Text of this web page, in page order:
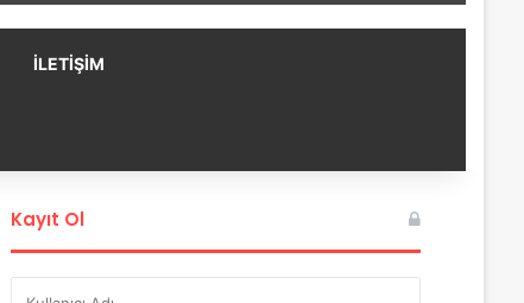
İLETIŞIM
Kayıt Ol